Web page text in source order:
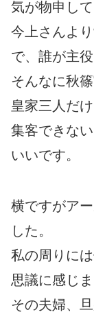
気が物申し
今上さんよ
で、誰が主
そんなに秋
皇家三人だ
集客できな
いいです。
横ですがア
した。
私の周りに
思議に感じま
その夫婦、